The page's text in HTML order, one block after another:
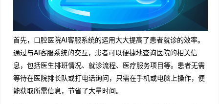
首先，口腔医院AI客服系统的运用大大提高了患者就诊的效率。
通过与AI客服系统的交互，患者可以便捷地查询医院的相关信
息，包括医生排班情况、就诊流程、医疗服务项目等。患者无需
等待在医院排长队或打电话询问，只需在手机或电脑上操作，便
能获取所需信息，节省了大量时间。